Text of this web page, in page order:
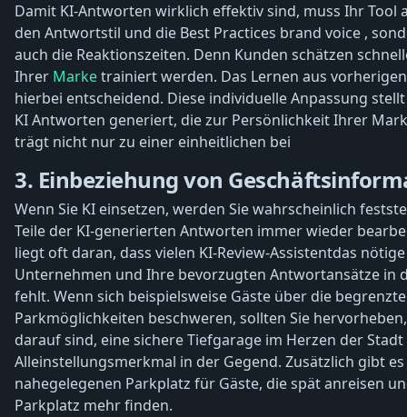
Damit KI-Antworten wirklich effektiv sind, muss Ihr Tool
den Antwortstil und die Best Practices brand voice ,
auch die Reaktionszeiten. Denn Kunden schätzen
Ihrer Marketrainiert werden. Das Lernen aus
hierbei entscheidend. Diese individuelle Anpassung stellt
KI Antworten generiert, die zur Persönlichkeit Ihrer
trägt nicht nur zu einer einheitlichen bei
3. Einbeziehung von
Wenn Sie KI einsetzen, werden Sie wahrscheinlich
Teile der KI-generierten Antworten immer wieder
liegt oft daran, dass vielen KI-Review-Assistentdas
Unternehmen und Ihre bevorzugten Antwortansätze in
fehlt. Wenn sich beispielsweise Gäste über die
Parkmöglichkeiten beschweren, sollten Sie
darauf sind, eine sichere Tiefgarage im Herzen der
Alleinstellungsmerkmal in der Gegend. Zusätzlich gibt
nahegelegenen Parkplatz für Gäste, die spät anreisen
Parkplatz mehr finden.